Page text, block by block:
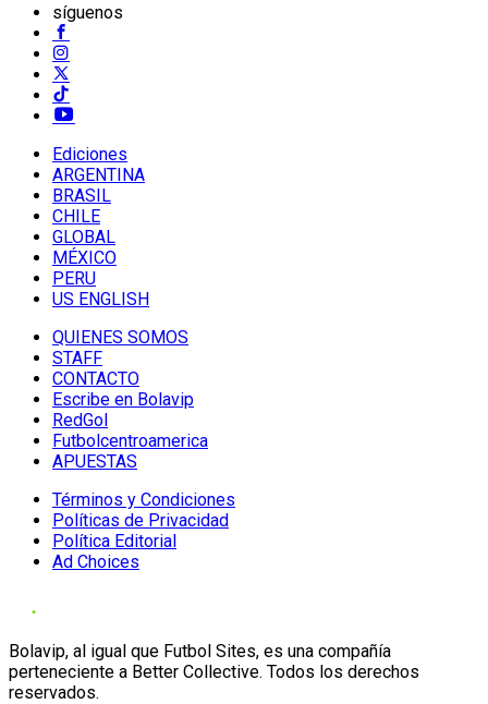
síguenos
Ediciones
ARGENTINA
BRASIL
CHILE
GLOBAL
MÉXICO
PERU
US ENGLISH
QUIENES SOMOS
STAFF
CONTACTO
Escribe en Bolavip
RedGol
Futbolcentroamerica
APUESTAS
Términos y Condiciones
Políticas de Privacidad
Política Editorial
Ad Choices
Bolavip, al igual que Futbol Sites, es una compañía
perteneciente a Better Collective. Todos los derechos
reservados.